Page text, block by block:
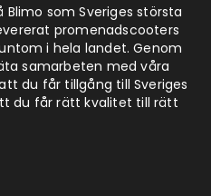
som Sveriges största
promenadscooters
i hela landet. Genom
samarbeten med våra
du får tillgång till Sveriges
du får rätt kvalitet till rätt